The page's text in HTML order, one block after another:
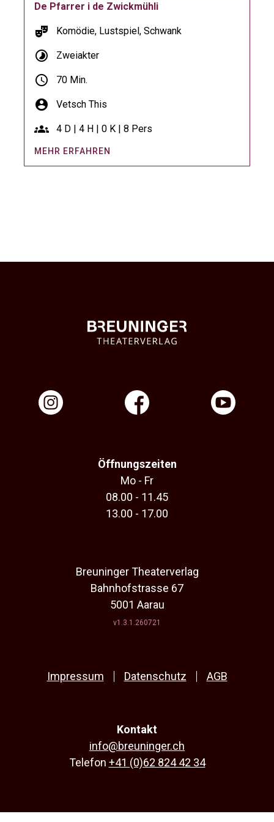
De Pfarrer i de Zwickmühli
theater_comedy Komödie, Lustspiel, Schwank
timelapse Zweiakter
schedule 70 Min.
account_circle Vetsch This
groups 4 D | 4 H | 0 K | 8 Pers
MEHR ERFAHREN
Öffnungszeiten
Mo - Fr
08.00 - 11.45
13.00 - 17.00
Breuninger Theaterverlag
Bahnhofstrasse 67
5001 Aarau
v1.3.1.260721
Impressum Datenschutz AGB
Kontakt
info@breuninger.ch
Telefon +41 (0)62 824 42 34